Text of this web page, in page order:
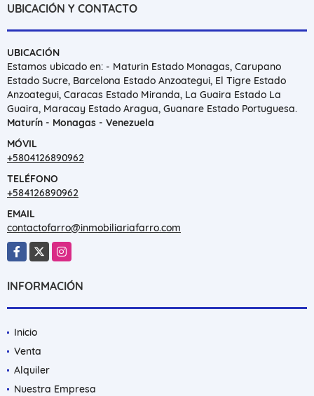
UBICACIÓN Y CONTACTO
UBICACIÓN
Estamos ubicado en: - Maturin Estado Monagas, Carupano
Estado Sucre, Barcelona Estado Anzoategui, El Tigre Estado
Anzoategui, Caracas Estado Miranda, La Guaira Estado La
Guaira, Maracay Estado Aragua, Guanare Estado Portuguesa.
Maturín - Monagas - Venezuela
MÓVIL
+5804126890962
TELÉFONO
+584126890962
EMAIL
contactofarro@inmobiliariafarro.com
Facebook
X Instagram
INFORMACIÓN
Inicio
Venta
Alquiler
Nuestra Empresa